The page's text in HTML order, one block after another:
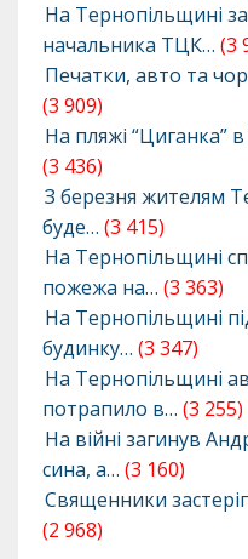
На Тернопільщині
начальника ТЦК… (3
Печатки, авто та
(3 909)
На пляжі “Циганка”
(3 436)
З березня жителям
буде… (3 415)
На Тернопільщині
пожежа на… (3 363)
На Тернопільщині
будинку… (3 347)
На Тернопільщині
потрапило в… (3 255)
На війні загинув
сина, а… (3 160)
Священники
(2 968)